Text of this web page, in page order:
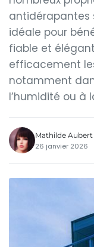
antidérapantes
idéale pour
fiable et
efficacement
notamment
l’humidité ou à
Mathilde Aubert
26 janvier 2026